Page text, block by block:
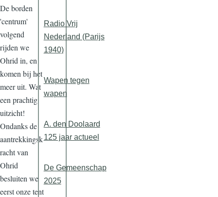
De borden
'centrum'
volgend
rijden we
Ohrid in, en
komen bij het
meer uit. Wat
een prachtig
uitzicht!
Ondanks de
aantrekkingsk
racht van
Ohrid
besluiten we
eerst onze tent
Radio Vrij
Nederland (Parijs
1940)
Wapen tegen
wapen
A. den Doolaard
125 jaar actueel
De Gemeenschap
2025